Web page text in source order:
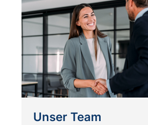
Unser Team